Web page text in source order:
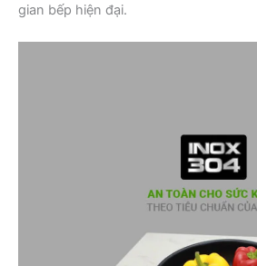
gian bếp hiện đại.